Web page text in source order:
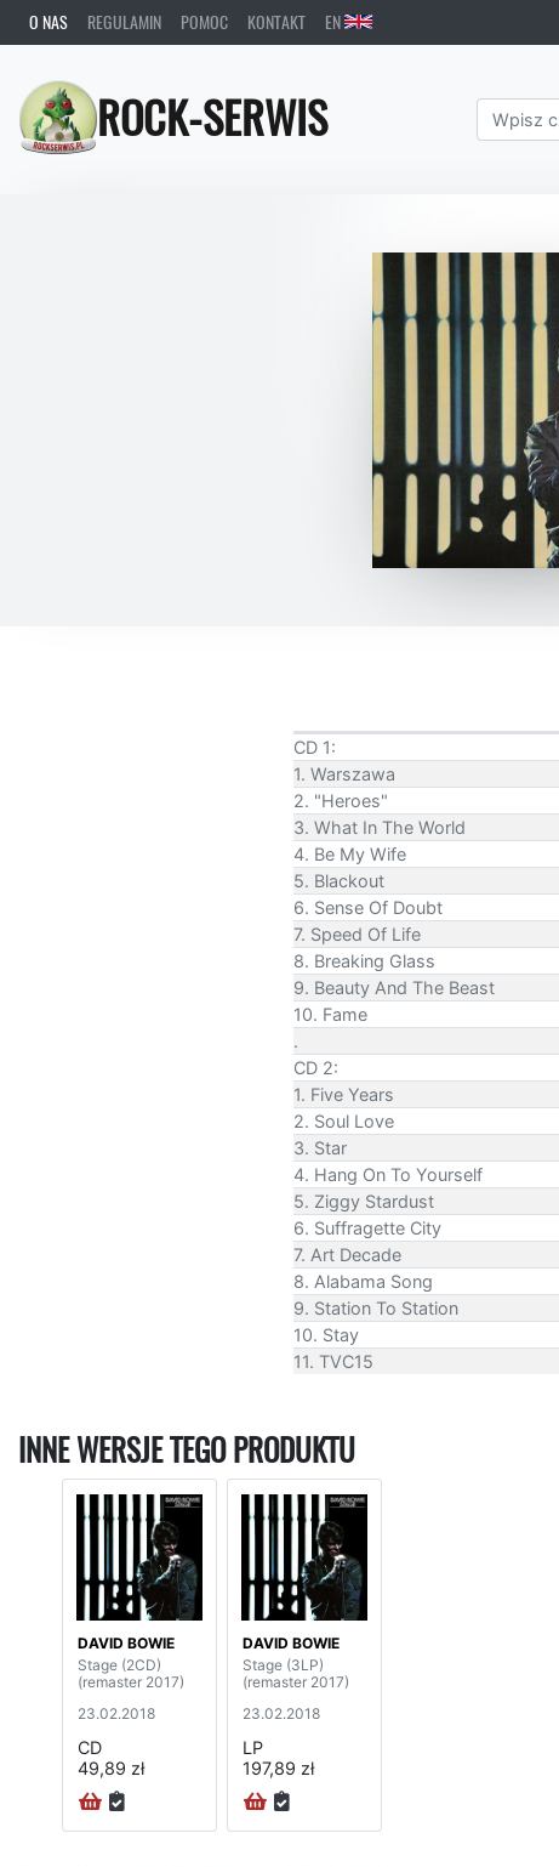
O NAS REGULAMIN POMOC KONTAKT EN
ROCK-SERWIS
CD 1:
1. Warszawa
2. "Heroes"
3. What In The World
4. Be My Wife
5. Blackout
6. Sense Of Doubt
7. Speed Of Life
8. Breaking Glass
9. Beauty And The Beast
10. Fame
.
CD 2:
1. Five Years
2. Soul Love
3. Star
4. Hang On To Yourself
5. Ziggy Stardust
6. Suffragette City
7. Art Decade
8. Alabama Song
9. Station To Station
10. Stay
11. TVC15
INNE WERSJE TEGO PRODUKTU
DAVID BOWIE
Stage (2CD)
(remaster 2017)
23.02.2018
CD
49,89 zł
DAVID BOWIE
Stage (3LP)
(remaster 2017)
23.02.2018
LP
197,89 zł